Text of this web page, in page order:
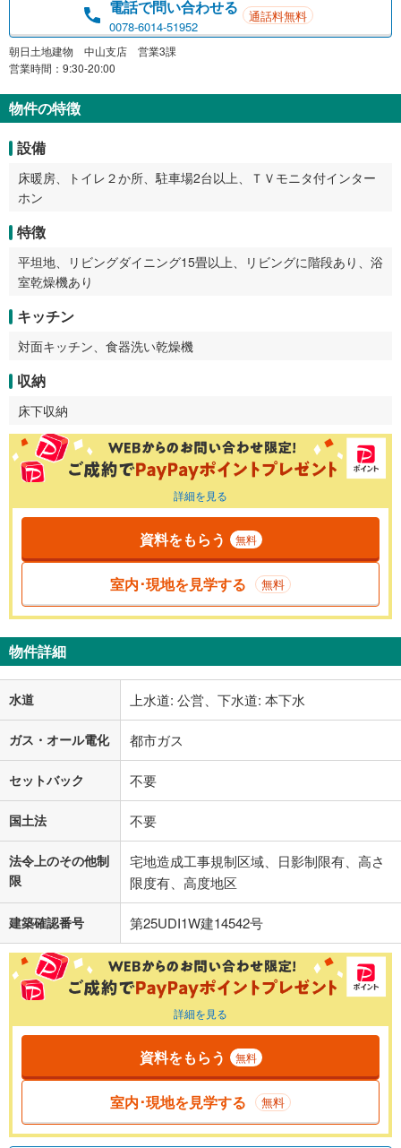
電話で問い合わせる
0078-6014-51952
通話料無料
朝日土地建物 中山支店 営業3課
営業時間：9:30-20:00
物件の特徴
設備
床暖房、トイレ２か所、駐車場2台以上、ＴＶモニタ付インター
ホン
特徴
平坦地、リビングダイニング15畳以上、リビングに階段あり、浴
室乾燥機あり
キッチン
対面キッチン、食器洗い乾燥機
収納
床下収納
詳細を見る
資料をもらう 無料
室内･現地を見学する 無料
物件詳細
水道 上水道: 公営、下水道: 本下水
ガス・オール電化 都市ガス
セットバック 不要
国土法 不要
法令上のその他制
限
宅地造成工事規制区域、日影制限有、高さ
限度有、高度地区
建築確認番号 第25UDI1W建14542号
詳細を見る
資料をもらう 無料
室内･現地を見学する 無料